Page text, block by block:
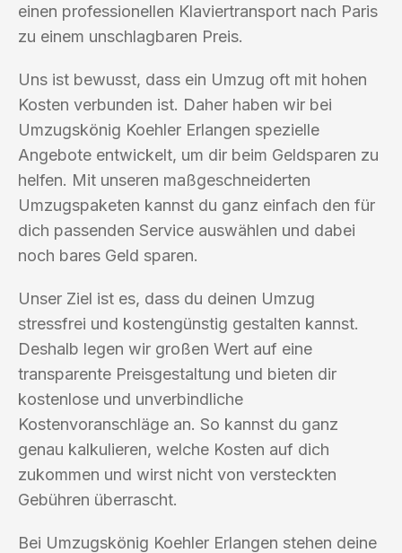
einen professionellen Klaviertransport nach Paris
zu einem unschlagbaren Preis.
Uns ist bewusst, dass ein Umzug oft mit hohen
Kosten verbunden ist. Daher haben wir bei
Umzugskönig Koehler Erlangen spezielle
Angebote entwickelt, um dir beim Geldsparen zu
helfen. Mit unseren maßgeschneiderten
Umzugspaketen kannst du ganz einfach den für
dich passenden Service auswählen und dabei
noch bares Geld sparen.
Unser Ziel ist es, dass du deinen Umzug
stressfrei und kostengünstig gestalten kannst.
Deshalb legen wir großen Wert auf eine
transparente Preisgestaltung und bieten dir
kostenlose und unverbindliche
Kostenvoranschläge an. So kannst du ganz
genau kalkulieren, welche Kosten auf dich
zukommen und wirst nicht von versteckten
Gebühren überrascht.
Bei Umzugskönig Koehler Erlangen stehen deine